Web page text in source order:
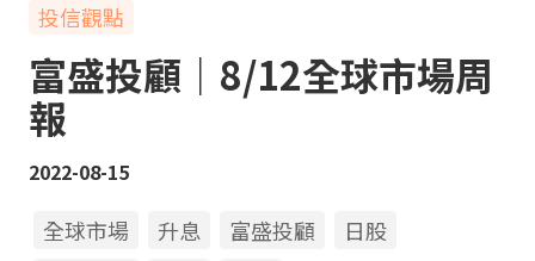
投信觀點
富盛投顧｜8/12全球市場周
報
2022-08-15
全球市場 升息 富盛投顧
日股